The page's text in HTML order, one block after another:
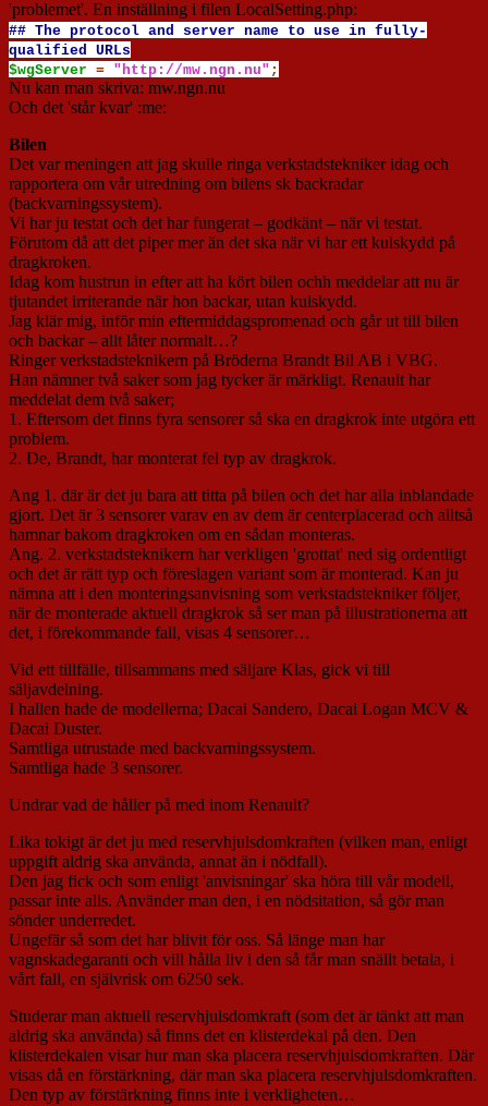
'problemet'. En inställning i filen LocalSetting.php:
## The protocol and server name to use in fully-
qualified URLs
$wgServer = "http://mw.ngn.nu" ;
Nu kan man skriva: mw.ngn.nu
Och det 'står kvar' :me:
Bilen
Det var meningen att jag skulle ringa verkstadstekniker idag och
rapportera om vår utredning om bilens sk backradar
(backvarningssystem).
Vi har ju testat och det har fungerat – godkänt – när vi testat.
Förutom då att det piper mer än det ska när vi har ett kulskydd på
dragkroken.
Idag kom hustrun in efter att ha kört bilen ochh meddelar att nu är
tjutandet irriterande när hon backar, utan kulskydd.
Jag klär mig, inför min eftermiddagspromenad och går ut till bilen
och backar – allt låter normalt…?
Ringer verkstadsteknikern på Bröderna Brandt Bil AB i VBG.
Han nämner två saker som jag tycker är märkligt. Renault har
meddelat dem två saker;
1. Eftersom det finns fyra sensorer så ska en dragkrok inte utgöra ett
problem.
2. De, Brandt, har monterat fel typ av dragkrok.
Ang 1. där är det ju bara att titta på bilen och det har alla inblandade
gjort. Det är 3 sensorer varav en av dem är centerplacerad och alltså
hamnar bakom dragkroken om en sådan monteras.
Ang. 2. verkstadsteknikern har verkligen 'grottat' ned sig ordentligt
och det är rätt typ och föreslagen variant som är monterad. Kan ju
nämna att i den monteringsanvisning som verkstadstekniker följer,
när de monterade aktuell dragkrok så ser man på illustrationerna att
det, i förekommande fall, visas 4 sensorer…
Vid ett tillfälle, tillsammans med säljare Klas, gick vi till
säljavdelning.
I hallen hade de modellerna; Dacai Sandero, Dacai Logan MCV &
Dacai Duster.
Samtliga utrustade med backvarningssystem.
Samtliga hade 3 sensorer.
Undrar vad de håller på med inom Renault?
Lika tokigt är det ju med reservhjulsdomkraften (vilken man, enligt
uppgift aldrig ska använda, annat än i nödfall).
Den jag fick och som enligt 'anvisningar' ska höra till vår modell,
passar inte alls. Använder man den, i en nödsitation, så gör man
sönder underredet.
Ungefär så som det har blivit för oss. Så länge man har
vagnskadegaranti och vill hålla liv i den så får man snällt betala, i
vårt fall, en självrisk om 6250 sek.
Studerar man aktuell reservhjulsdomkraft (som det är tänkt att man
aldrig ska använda) så finns det en klisterdekal på den. Den
klisterdekalen visar hur man ska placera reservhjulsdomkraften. Där
visas då en förstärkning, där man ska placera reservhjulsdomkraften.
Den typ av förstärkning finns inte i verkligheten…